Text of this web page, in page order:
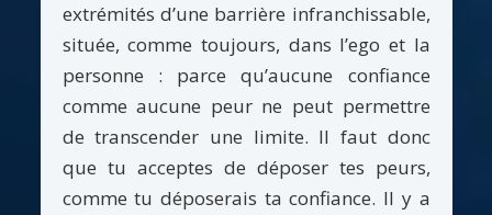
extrémités d’une barrière infranchissable,
située, comme toujours, dans l’ego et la
personne : parce qu’aucune confiance
comme aucune peur ne peut permettre
de transcender une limite. Il faut donc
que tu acceptes de déposer tes peurs,
comme tu déposerais ta confiance. Il y a